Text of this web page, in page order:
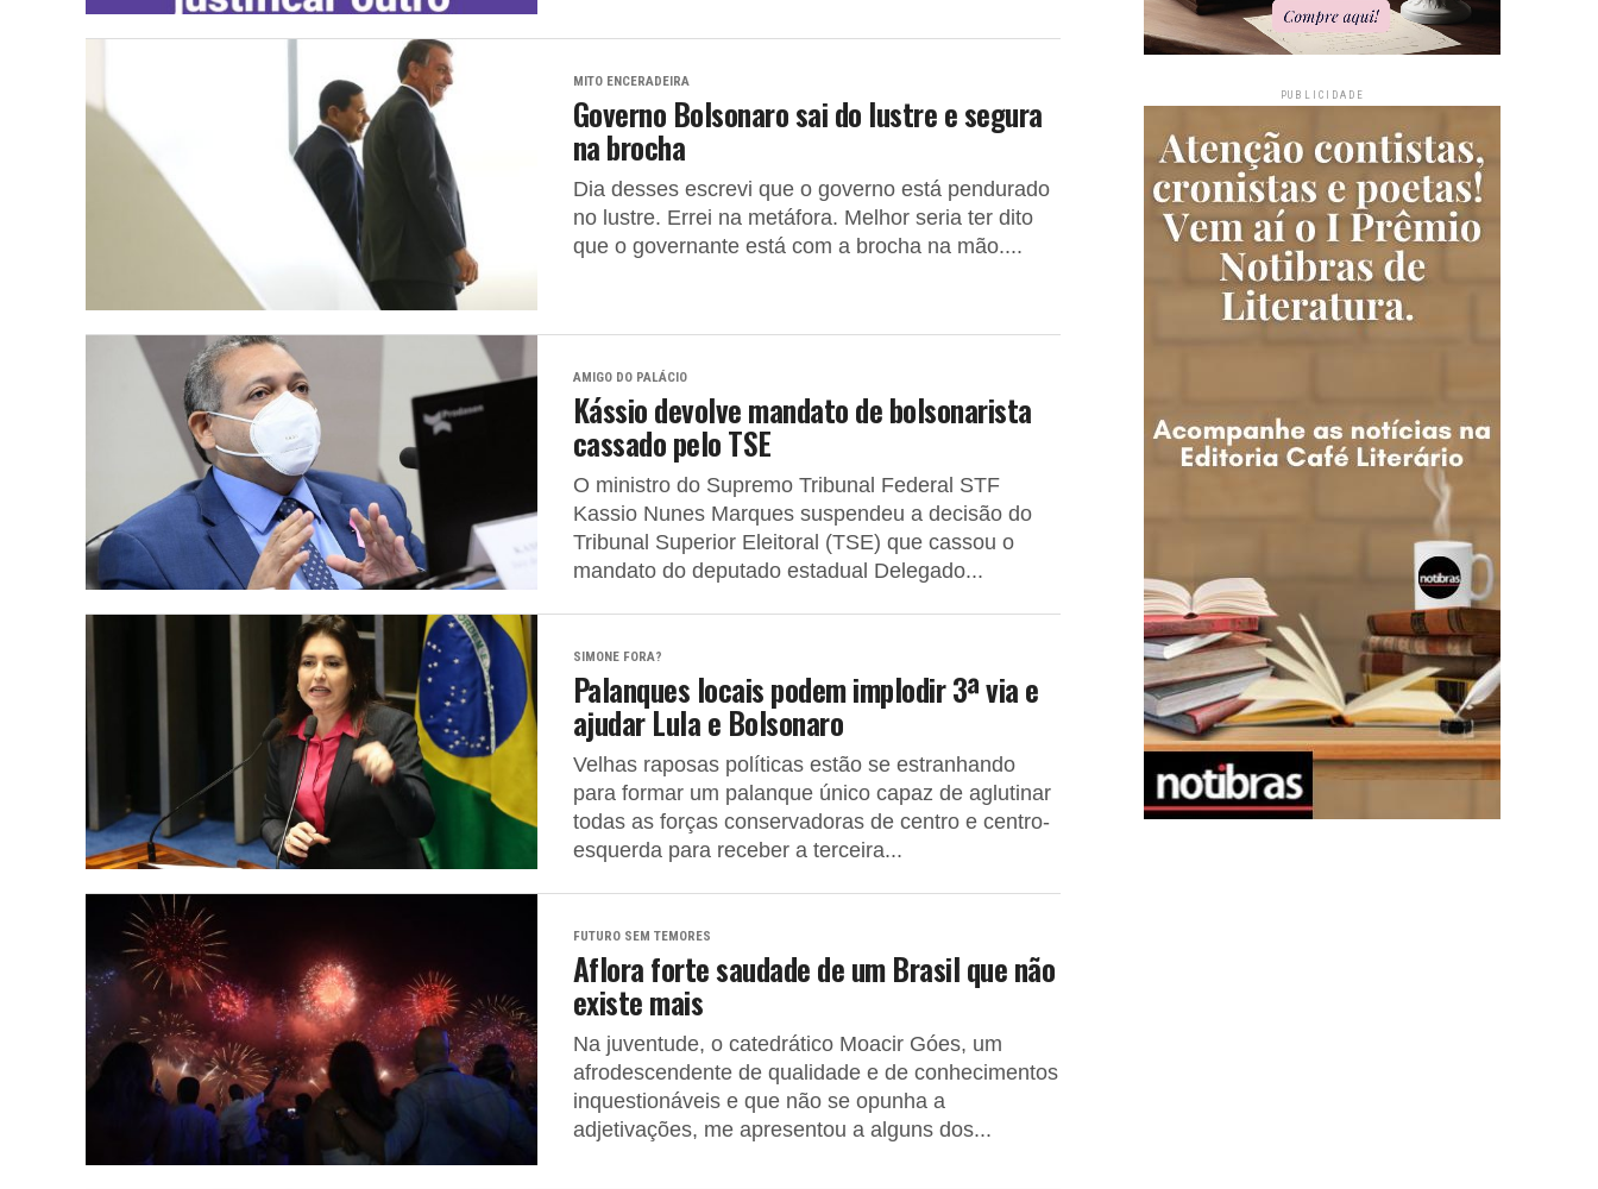
MITO ENCERADEIRA
Governo Bolsonaro sai do lustre e segura
na brocha
Dia desses escrevi que o governo está pendurado
no lustre. Errei na metáfora. Melhor seria ter dito
que o governante está com a brocha na mão....
AMIGO DO PALÁCIO
Kássio devolve mandato de bolsonarista
cassado pelo TSE
O ministro do Supremo Tribunal Federal STF
Kassio Nunes Marques suspendeu a decisão do
Tribunal Superior Eleitoral (TSE) que cassou o
mandato do deputado estadual Delegado...
SIMONE FORA?
Palanques locais podem implodir 3ª via e
ajudar Lula e Bolsonaro
Velhas raposas políticas estão se estranhando
para formar um palanque único capaz de aglutinar
todas as forças conservadoras de centro e centro-
esquerda para receber a terceira...
FUTURO SEM TEMORES
Aflora forte saudade de um Brasil que não
existe mais
Na juventude, o catedrático Moacir Góes, um
afrodescendente de qualidade e de conhecimentos
inquestionáveis e que não se opunha a
adjetivações, me apresentou a alguns dos...
PUBLICIDADE